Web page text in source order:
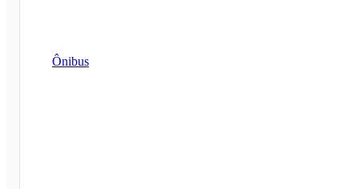
Ônibus